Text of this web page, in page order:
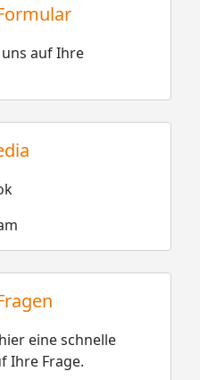
auf Ihre
eine schnelle
Ihre Frage.